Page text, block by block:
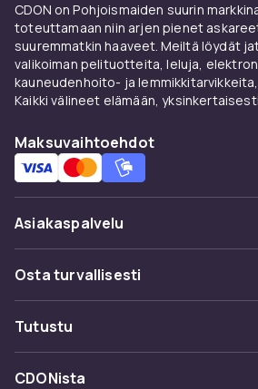
puhdistetaan säännöllisesti
estämiseksi.
Katso myös
Katsomikroaaltouunit,
ostamisella.
CDONilta löydät täydellisen
kodinkojeitaSamsungilta,LG
Siemensilta,
kilpailukykyiseen hintaan
ostamisella ja nopealla
Modernit kodinkoneet on
käyttöiälle, korkealle
laadun varmistamiseksi.
CDON on Pohjoismaiden suurin
toteuttamaan niin arjen pienet
suuremmatkin haaveet. Meiltä löydät
valikoiman pelituotteita, leluja,
kauneudenhoito- ja
Kaikki välineet elämään,
Maksuvaihtoehdot
Asiakaspalvelu
Usein kysyttyä (UKK)
Seuraa pakettia
Ota yhteyttä
Osta turvallisesti
Maksuvaihtoehdot
Toimitus
Tutustu
Kategoriat
CDONista